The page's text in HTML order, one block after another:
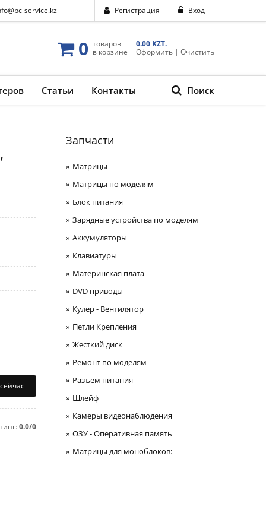
service.kz Вход
Регистрация
0 товаров
в корзине
0.00 KZT.
Оформить | Очистить
Поиск
Статьи Контакты
0.0/0
Запчасти
Матрицы
Матрицы по моделям
Блок питания
Зарядные устройства по моделям
Аккумуляторы
Клавиатуры
Материнская плата
DVD приводы
Кулер - Вентилятор
Петли Крепления
Жесткий диск
Ремонт по моделям
Разъем питания
Шлейф
Камеры видеонаблюдения
ОЗУ - Оперативная память
Матрицы для моноблоков: